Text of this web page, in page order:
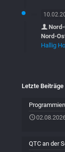
Nord-
Hallig
Letzte Beiträge
QTC an der